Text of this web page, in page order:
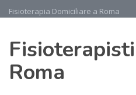
Fisioterapia Domiciliare a Roma
Fisioterapisti
Roma